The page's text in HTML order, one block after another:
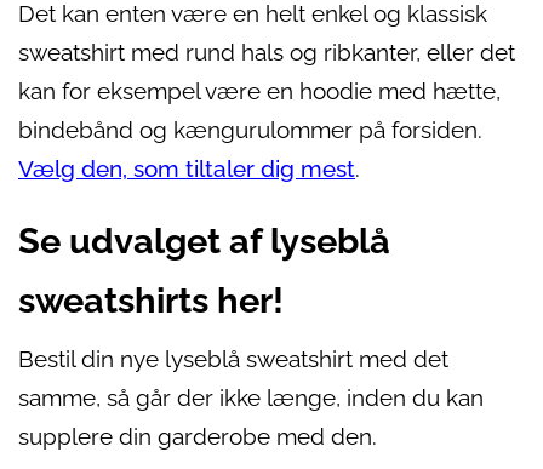
Det kan enten være en helt enkel og klassisk
sweatshirt med rund hals og ribkanter, eller det
kan for eksempel være en hoodie med hætte,
bindebånd og kængurulommer på forsiden.
Vælg den, som tiltaler dig mest.
Se udvalget af lyseblå
sweatshirts her!
Bestil din nye lyseblå sweatshirt med det
samme, så går der ikke længe, inden du kan
supplere din garderobe med den.